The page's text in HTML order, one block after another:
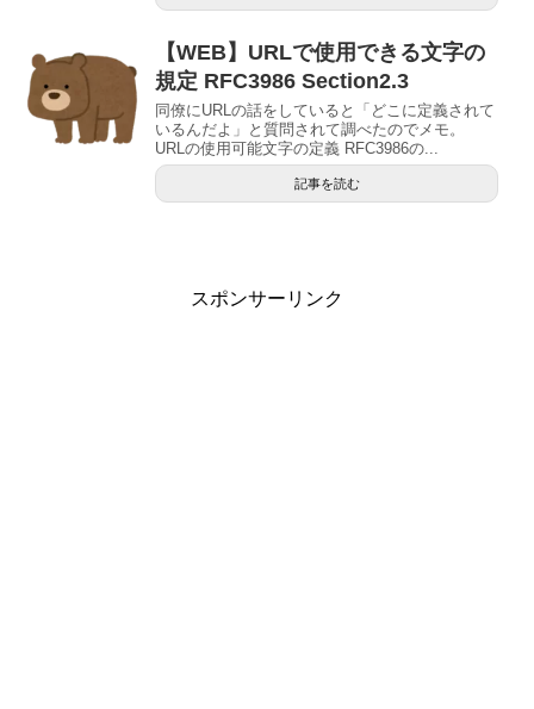
【WEB】URLで使用できる文字の
規定 RFC3986 Section2.3
同僚にURLの話をしていると「どこに定義されて
いるんだよ」と質問されて調べたのでメモ。
URLの使用可能文字の定義 RFC3986の...
記事を読む
スポンサーリンク